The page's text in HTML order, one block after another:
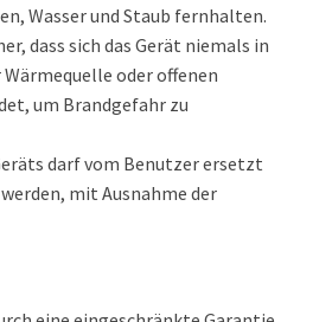
Wasser und Staub fernhalten.
dass sich das Gerät niemals in
Wärmequelle oder offenen
um Brandgefahr zu
darf vom Benutzer ersetzt
mit Ausnahme der